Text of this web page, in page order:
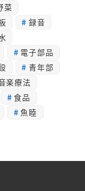
菜
録音
電子部品
青年部
楽療法
食品
魚睦